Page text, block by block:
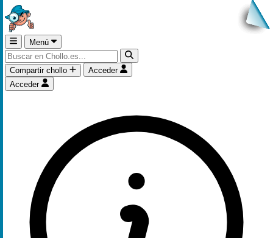
Menú
Compartir chollo
Acceder
Acceder